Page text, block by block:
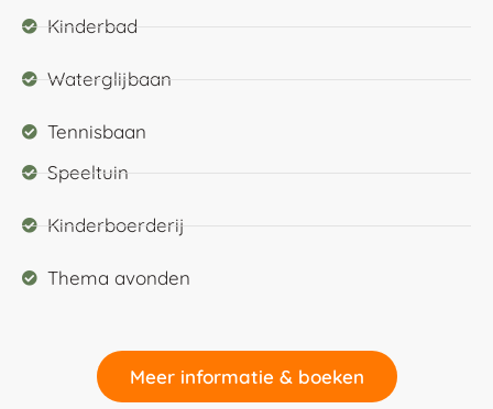
Kinderbad
Waterglijbaan
Tennisbaan
Speeltuin
Kinderboerderij
Thema avonden
Meer informatie & boeken